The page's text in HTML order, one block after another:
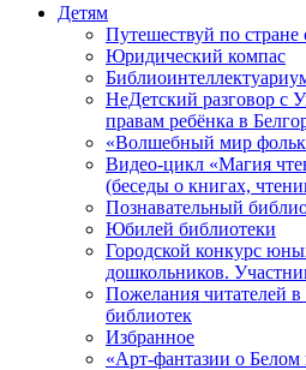
Детям
Путешествуй по стране
Юридический компас
НеДетский разговор с
правам ребёнка в
«Волшебный мир
Видео-цикл «Магия
(беседы о книгах,
Познавательный
Юбилей библиотеки
Городской конкурс
дошкольников.
Пожелания читателей
библиотек
Избранное
«Арт-фантазии о Белом